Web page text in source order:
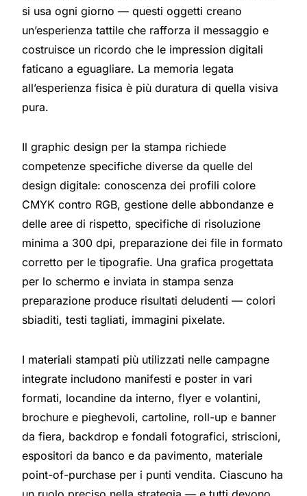
si usa ogni giorno — questi oggetti creano
un’esperienza tattile che rafforza il messaggio e
costruisce un ricordo che le impression digitali
faticano a eguagliare. La memoria legata
all’esperienza fisica è più duratura di quella visiva
pura.
Il graphic design per la stampa richiede
competenze specifiche diverse da quelle del
design digitale: conoscenza dei profili colore
CMYK contro RGB, gestione delle abbondanze e
delle aree di rispetto, specifiche di risoluzione
minima a 300 dpi, preparazione dei file in formato
corretto per le tipografie. Una grafica progettata
per lo schermo e inviata in stampa senza
preparazione produce risultati deludenti — colori
sbiaditi, testi tagliati, immagini pixelate.
I materiali stampati più utilizzati nelle campagne
integrate includono manifesti e poster in vari
formati, locandine da interno, flyer e volantini,
brochure e pieghevoli, cartoline, roll-up e banner
da fiera, backdrop e fondali fotografici, striscioni,
espositori da banco e da pavimento, materiale
point-of-purchase per i punti vendita. Ciascuno ha